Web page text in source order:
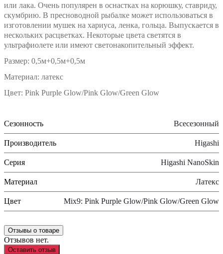
или лака. Очень популярен в оснастках на корюшку, ставриду,
скумбрию. В пресноводной рыбалке может использоваться в
изготовлении мушек на хариуса, ленка, гольца. Выпускается в
нескольких расцветках. Некоторые цвета светятся в
ультрафиолете или имеют светонакопительный эффект.
Размер: 0,5м+0,5м+0,5м
Материал: латекс
Цвет: Pink Purple Glow/Pink Glow/Green Glow
Сезонность Всесезонный
Производитель Higashi
Серия Higashi NanoSkin
Материал Латекс
Цвет Mix9: Pink Purple Glow/Pink Glow/Green Glow
Отзывы о товаре
Отзывов нет.
Оставить отзыв